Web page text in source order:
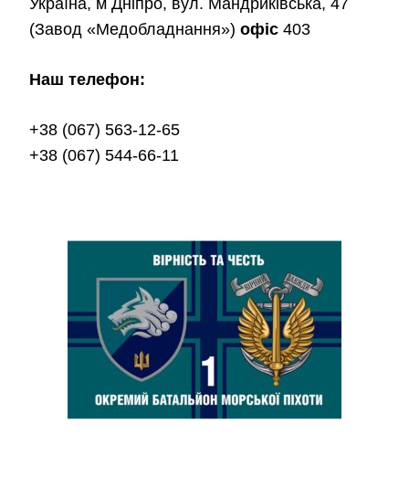
Україна, м Дніпро, вул. Мандриківська, 47
(Завод «Медобладнання») офіс 403
Наш телефон:
+38 (067) 563-12-65
+38 (067) 544-66-11